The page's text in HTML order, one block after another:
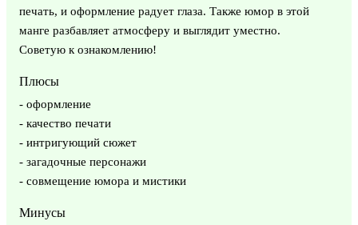
печать, и оформление радует глаза. Также юмор в этой
манге разбавляет атмосферу и выглядит уместно.
Советую к ознакомлению!
Плюсы
- оформление
- качество печати
- интригующий сюжет
- загадочные персонажи
- совмещение юмора и мистики
Минусы